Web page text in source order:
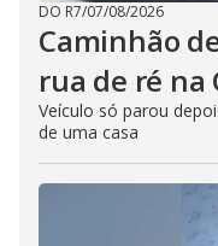
DO R7/07/08/2026
Caminhão
rua de ré na
Veículo só parou
de uma casa